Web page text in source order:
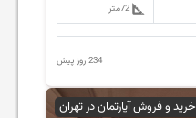
72متر
234 روز پیش
خرید و فروش آپارتمان در تهران